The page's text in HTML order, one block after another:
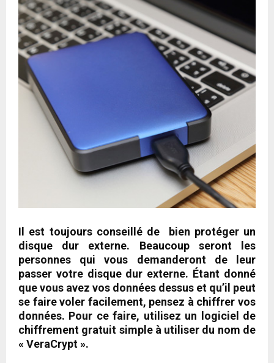
Il est toujours conseillé de bien protéger un
disque dur externe. Beaucoup seront les
personnes qui vous demanderont de leur
passer votre disque dur externe. Étant donné
que vous avez vos données dessus et qu’il peut
se faire voler facilement, pensez à chiffrer vos
données. Pour ce faire, utilisez un logiciel de
chiffrement gratuit simple à utiliser du nom de
« VeraCrypt ».